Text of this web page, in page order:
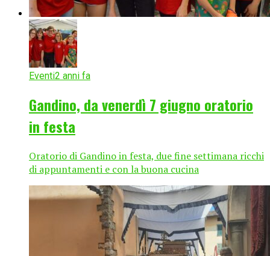
Eventi2 anni fa
Gandino, da venerdì 7 giugno oratorio
in festa
Oratorio di Gandino in festa, due fine settimana ricchi
di appuntamenti e con la buona cucina